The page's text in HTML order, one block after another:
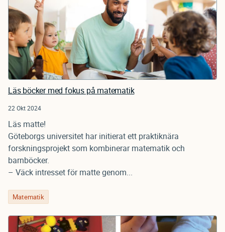
Läs böcker med fokus på matematik
22 Okt 2024
Läs matte!
Göteborgs universitet har initierat ett praktiknära
forskningsprojekt som kombinerar matematik och
barnböcker.
– Väck intresset för matte genom...
Matematik